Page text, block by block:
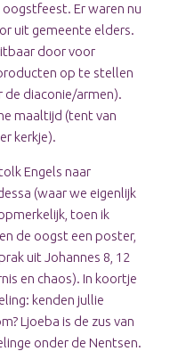
Er waren nu
uit gemeente elders.
door voor
op te stellen
de diaconie/armen).
maaltijd (tent van
kerkje).
Engels naar
(waar we eigenlijk
toen ik
de oogst een poster,
uit Johannes 8, 12
en chaos). In koortje
kenden jullie
Ljoeba is de zus van
onder de Nentsen.